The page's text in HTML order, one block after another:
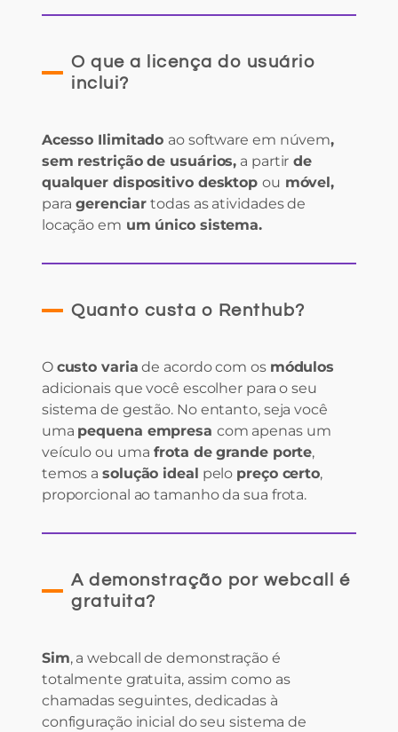
O que a licença do usuário
inclui?
Acesso Ilimitado ao software em núvem,
sem restrição de usuários, a partir de
qualquer dispositivo desktop ou móvel,
para gerenciartodas as atividades de
locação em um único sistema.
Quanto custa o Renthub?
O custo varia de acordo com os módulos
adicionais que você escolher para o seu
sistema de gestão. No entanto, seja você
uma pequena empresa com apenas um
veículo ou uma frota de grande porte,
temos asolução ideal pelo preço certo,
proporcional ao tamanho da sua frota.
A demonstração por webcall é
gratuita?
Sim, a webcall de demonstração é
totalmente gratuita, assim como as
chamadas seguintes, dedicadas à
configuração inicial do seu sistema de